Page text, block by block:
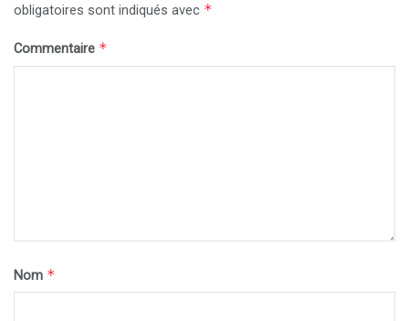
obligatoires sont indiqués avec *
Commentaire *
Nom *